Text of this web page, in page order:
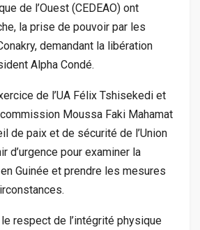
de l’Ouest (CEDEAO) ont
la prise de pouvoir par les
demandant la libération
Alpha Condé.
de l’UA Félix Tshisekedi et
Moussa Faki Mahamat
de paix et de sécurité de l’Union
d’urgence pour examiner la
Guinée et prendre les mesures
le respect de l’intégrité physique